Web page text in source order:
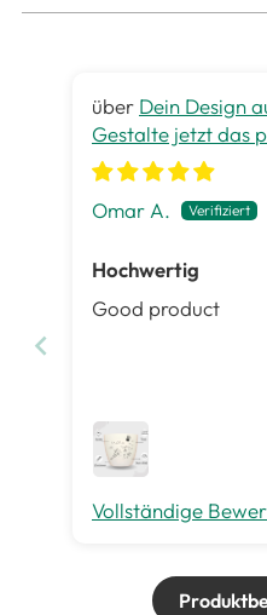
Dein Design
Gestalte jetzt das
jedem Anlass
Omar A.
Hochwertig
Good product
Vollständige